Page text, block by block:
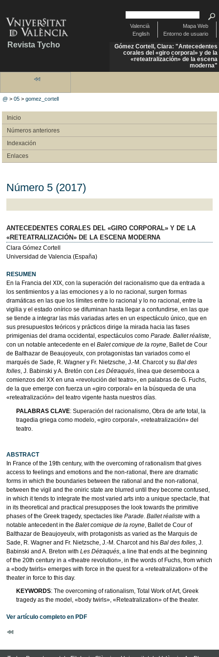
Revista Tycho
Mapa Web
Entorno de usuario
Valencià
English
Gómez Cortell, Clara: "Antecedentes
corales del «giro corporal» y de la
«reteatralización» de la escena
moderna"
@ >05 >gomez_cortell
Inicio
Números anteriores
Indexación
Enlaces
Número 5 (2017)
ANTECEDENTES CORALES DEL «GIRO CORPORAL» Y DE LA
«RETEATRALIZACIÓN» DE LA ESCENA MODERNA
Clara Gómez Cortell
Universidad de Valencia (España)
RESUMEN
En la Francia del XIX, con la superación del racionalismo que da entrada a
los sentimientos y a las emociones y a lo no racional, surgen formas
dramáticas en las que los límites entre lo racional y lo no racional, entre la
vigilia y el estado onírico se difuminan hasta llegar a confundirse, en las que
se tiende a integrar las más variadas artes en un espectáculo único, que en
sus presupuestos teóricos y prácticos dirige la mirada hacia las fases
primigenias del drama occidental, espectáculos como Parade. Ballet réaliste,
con un notable antecedente en el Balet comique de la royne, Ballet de Cour
de Balthazar de Beaujoyeulx, con protagonistas tan variados como el
marqués de Sade, R. Wagner y Fr. Nietzsche, J.-M. Charcot y su Bal des
folles, J. Babinski y A. Bretón con Les Détraqués, línea que desemboca a
comienzos del XX en una «revolución del teatro», en palabras de G. Fuchs,
de la que emerge con fuerza un «giro corporal» en la búsqueda de una
«reteatralización» del teatro vigente hasta nuestros días.
PALABRAS CLAVE: Superación del racionalismo, Obra de arte total, la
tragedia griega como modelo, «giro corporal», «reteatralización» del
teatro.
ABSTRACT
In France of the 19th century, with the overcoming of rationalism that gives
access to feelings and emotions and the non-rational, there are dramatic
forms in which the boundaries between the rational and the non-rational,
between the vigil and the oniric state are blurred until they become confused,
in which it tends to integrate the most varied arts into a unique spectacle, that
in its theoretical and practical presupposes the look towards the primitive
phases of the Greek tragedy, spectacles like Parade. Ballet réalistewith a
notable antecedent in the Balet comique de la royne, Ballet de Cour of
Balthazar de Beaujoyeulx, with protagonists as varied as the Marquis de
Sade, R. Wagner and Fr. Nietzsche, J.-M. Charcot and his Bal des folles, J.
Babinski and A. Breton with Les Détraqués, a line that ends at the beginning
of the 20th century in a «theatre revolution», in the words of Fuchs, from which
a «body twirls» emerges with force in the quest for a «reteatralization» of the
theater in force to this day.
KEYWORDS: The overcoming of rationalism, Total Work of Art, Greek
tragedy as the model, «body twirls», «Reteatralization» of the theater.
Ver artículo completo en PDF